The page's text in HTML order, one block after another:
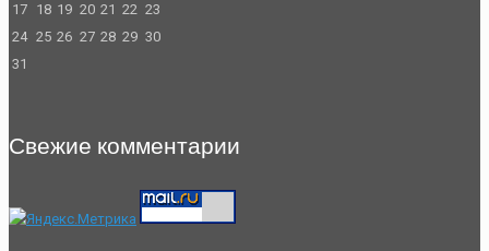
17 18 19 20 21 22 23
24 25 26 27 28 29 30
31
Свежие комментарии